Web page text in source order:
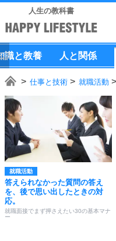
人生の教科書
識と教養 人 と 関係
仕事と技術 就職活動
就職活動
答えられなかった質問の答え
を、後で思い出したときの対
応。
就職面接でまず押さえたい30の基本マナ
ー